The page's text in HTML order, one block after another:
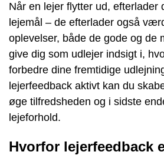
Når en lejer flytter ud, efterlader
lejemål – de efterlader også
oplevelser, både de gode og de
give dig som udlejer indsigt i,
forbedre dine fremtidige
lejerfeedback aktivt kan du
øge tilfredsheden og i sidste
lejeforhold.
Hvorfor lejerfeedback